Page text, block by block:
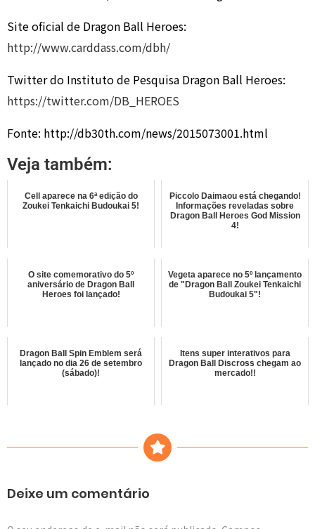
Site oficial de Dragon Ball Heroes:
http://www.carddass.com/dbh/
Twitter do Instituto de Pesquisa Dragon Ball Heroes:
https://twitter.com/DB_HEROES
Fonte: http://db30th.com/news/2015073001.html
Veja também:
Cell aparece na 6ª edição do
Zoukei Tenkaichi Budoukai 5!
Piccolo Daimaou está chegando!
Informações reveladas sobre
Dragon Ball Heroes God Mission
4!
O site comemorativo do 5º
aniversário de Dragon Ball
Heroes foi lançado!
Vegeta aparece no 5º lançamento
de "Dragon Ball Zoukei Tenkaichi
Budoukai 5"!
Dragon Ball Spin Emblem será
lançado no dia 26 de setembro
(sábado)!
Itens super interativos para
Dragon Ball Discross chegam ao
mercado!!
Deixe um comentário